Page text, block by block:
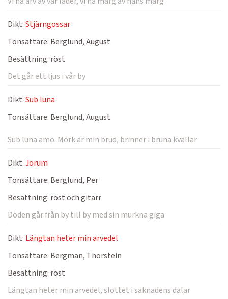
Dikt:Stjärngossar
Tonsättare: Berglund, August
Besättning: röst
Det går ett ljus i vår by
Dikt:Sub luna
Tonsättare: Berglund, August
Sub luna amo. Mörk är min brud, brinner i bruna kvällar
Dikt:Jorum
Tonsättare: Berglund, Per
Besättning: röst och gitarr
Döden går från by till by med sin murkna giga
Dikt: Längtan heter min arvedel
Tonsättare: Bergman, Thorstein
Besättning: röst
Längtan heter min arvedel, slottet i saknadens dalar